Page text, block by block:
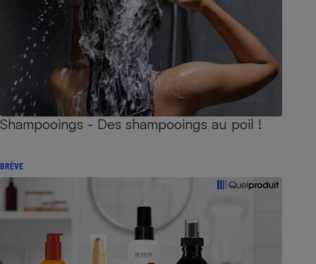
Shampooings - Des shampooings au poil !
BRÈVE